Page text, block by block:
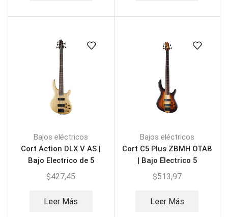
Bajos eléctricos
Cort Action DLX V AS |
Bajo Electrico de 5
Cuerdas
$427,45
Leer Más
Bajos eléctricos
Cort C5 Plus ZBMH OTAB
| Bajo Electrico 5
Cuerdas
$513,97
Leer Más